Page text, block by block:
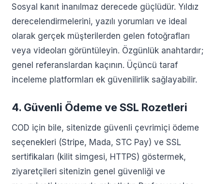
Sosyal kanıt inanılmaz derecede güçlüdür. Yıldız
derecelendirmelerini, yazılı yorumları ve ideal
olarak gerçek müşterilerden gelen fotoğrafları
veya videoları görüntüleyin. Özgünlük anahtardır;
genel referanslardan kaçının. Üçüncü taraf
inceleme platformları ek güvenilirlik sağlayabilir.
4. Güvenli Ödeme ve SSL Rozetleri
COD için bile, sitenizde güvenli çevrimiçi ödeme
seçenekleri (Stripe, Mada, STC Pay) ve SSL
sertifikaları (kilit simgesi, HTTPS) göstermek,
ziyaretçileri sitenizin genel güvenliği ve